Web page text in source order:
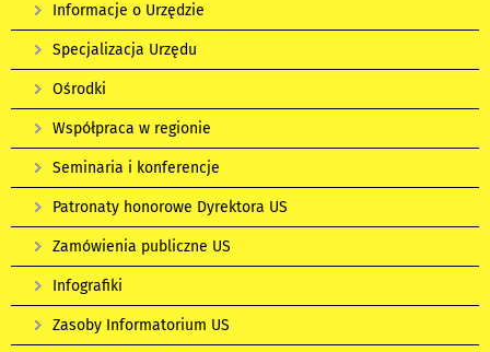
Informacje o Urzędzie
Specjalizacja Urzędu
Ośrodki
Współpraca w regionie
Seminaria i konferencje
Patronaty honorowe Dyrektora US
Zamówienia publiczne US
Infografiki
Zasoby Informatorium US